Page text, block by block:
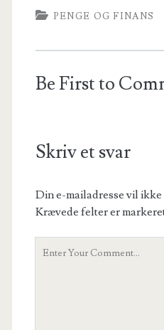
PENGE OG FINANS
Be First to
Skriv et svar
Din e-mailadresse vil
Krævede felter er
Your